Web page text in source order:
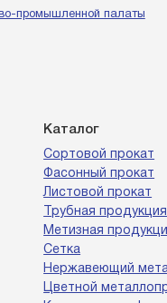
Каталог
Сортовой прокат
Фасонный прокат
Листовой прокат
Трубная продукция
Метизная
Сетка
Нержавеющий
Цветной
промышленной палаты